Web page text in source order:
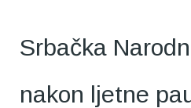
Srbačka
nakon ljetne